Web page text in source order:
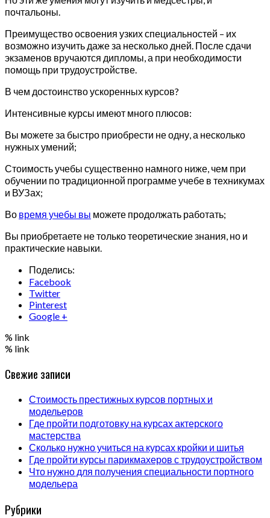
почтальоны.
Преимущество освоения узких специальностей – их
возможно изучить даже за несколько дней. После сдачи
экзаменов вручаются дипломы, а при необходимости
помощь при трудоустройстве.
В чем достоинство ускоренных курсов?
Интенсивные курсы имеют много плюсов:
Вы можете за быстро приобрести не одну, а несколько
нужных умений;
Стоимость учебы существенно намного ниже, чем при
обучении по традиционной программе учебе в техникумах
и ВУЗах;
Во время учебы вы можете продолжать работать;
Вы приобретаете не только теоретические знания, но и
практические навыки.
Поделись:
Facebook
Twitter
Pinterest
Google +
% link
% link
Свежие записи
Стоимость престижных курсов портных и
модельеров
Где пройти подготовку на курсах актерского
мастерства
Сколько нужно учиться на курсах кройки и шитья
Где пройти курсы парикмахеров с трудоустройством
Что нужно для получения специальности портного
модельера
Рубрики